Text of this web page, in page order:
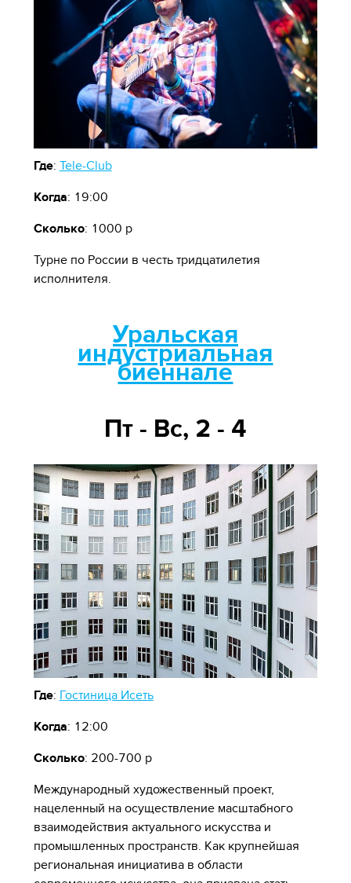
Где: Tele-Club
Когда: 19:00
Сколько: 1000 р
Турне по России в честь тридцатилетия
исполнителя.
Уральская
индустриальная
биеннале
Пт - Вс, 2 - 4
Где: Гостиница Исеть
Когда: 12:00
Сколько: 200-700 р
Международный художественный проект,
нацеленный на осуществление масштабного
взаимодействия актуального искусства и
промышленных пространств. Как крупнейшая
региональная инициатива в области